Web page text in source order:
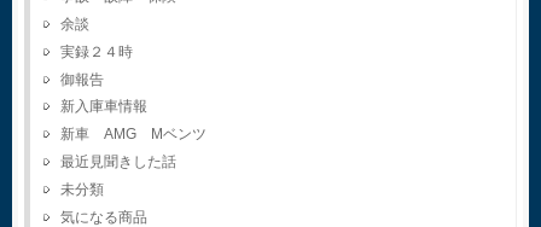
余談
実録２４時
御報告
新入庫車情報
新車 AMG Mベンツ
最近見聞きした話
未分類
気になる商品